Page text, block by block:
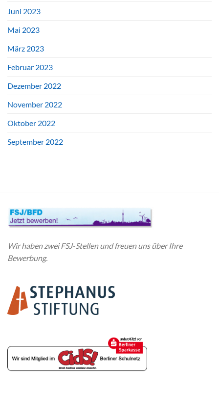
Juni 2023
Mai 2023
März 2023
Februar 2023
Dezember 2022
November 2022
Oktober 2022
September 2022
Wir haben zwei FSJ-Stellen und freuen uns über Ihre
Bewerbung.